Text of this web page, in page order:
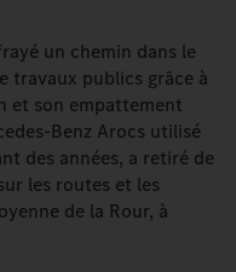
un chemin dans le
travaux publics grâce à
et son empattement
Benz Arocs utilisé
des années, a retiré de
les routes et les
de la Rour, à